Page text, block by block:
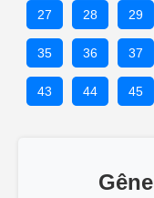
27 28 29
35 36 37
43 44 45